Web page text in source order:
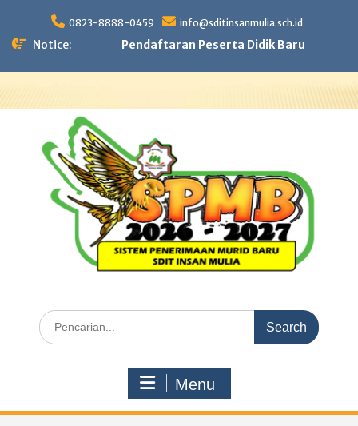
content
0823-8888-0459 info@sditinsanmulia.sch.id
Notice: Pendaftaran Peserta Didik Baru
Search
for:
Menu